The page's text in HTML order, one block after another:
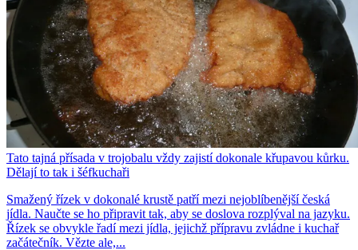
Tato tajná přísada v trojobalu vždy zajistí dokonale křupavou kůrku.
Dělají to tak i šéfkuchaři
Smažený řízek v dokonalé krustě patří mezi nejoblíbenější česká
jídla. Naučte se ho připravit tak, aby se doslova rozplýval na jazyku.
Řízek se obvykle řadí mezi jídla, jejichž přípravu zvládne i kuchař
začátečník. Vězte ale,...